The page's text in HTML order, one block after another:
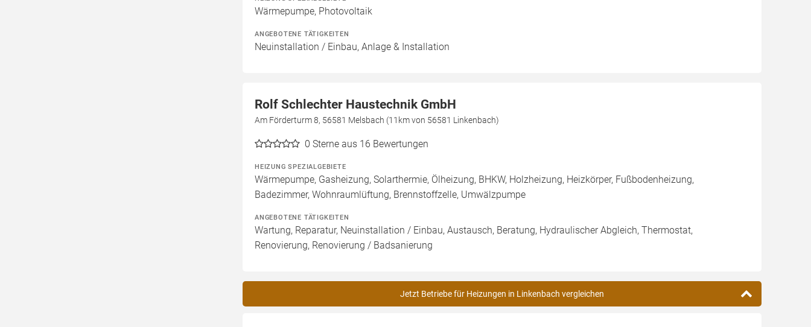
Wärmepumpe, Photovoltaik
ANGEBOTENE TÄTIGKEITEN
Neuinstallation / Einbau, Anlage & Installation
Rolf Schlechter Haustechnik GmbH
Am Förderturm 8, 56581 Melsbach (11km von 56581 Linkenbach)
0 Sterne aus 16 Bewertungen
HEIZUNG SPEZIALGEBIETE
Wärmepumpe, Gasheizung, Solarthermie, Ölheizung, BHKW, Holzheizung, Heizkörper, Fußbodenheizung,
Badezimmer, Wohnraumlüftung, Brennstoffzelle, Umwälzpumpe
ANGEBOTENE TÄTIGKEITEN
Wartung, Reparatur, Neuinstallation / Einbau, Austausch, Beratung, Hydraulischer Abgleich, Thermostat,
Renovierung, Renovierung / Badsanierung
Jetzt Betriebe für Heizungen in Linkenbach vergleichen